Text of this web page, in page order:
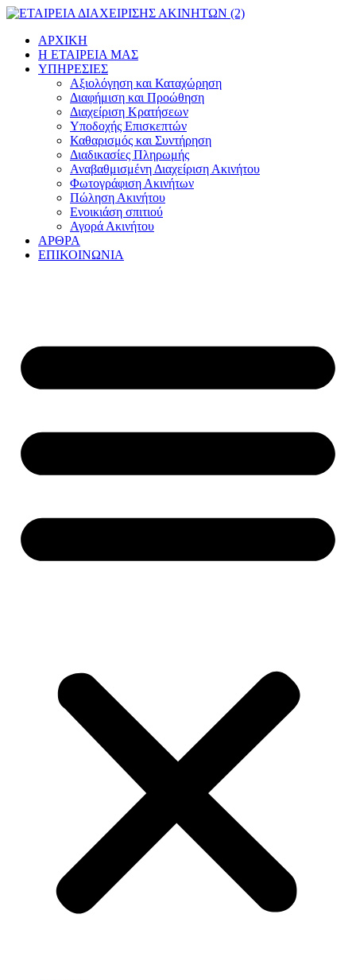
Μετάβαση
περιεχόμενο
ΑΡΧΙΚΗ
Η ΕΤΑΙΡΕΙΑ ΜΑΣ
ΥΠΗΡΕΣΙΕΣ
Αξιολόγηση και Καταχώρηση
Διαφήμιση και Προώθηση
Διαχείριση Κρατήσεων
Υποδοχής Επισκεπτών
Καθαρισμός και Συντήρηση
Διαδικασίες Πληρωμής
Αναβαθμισμένη Διαχείριση Ακινήτου
Φωτογράφιση Ακινήτων
Πώληση Ακινήτου
Ενοικιάση σπιτιού
Αγορά Ακινήτου
ΑΡΘΡΑ
ΕΠΙΚΟΙΝΩΝΙΑ